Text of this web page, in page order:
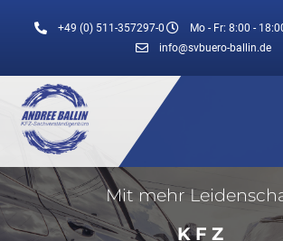
+49 (0) 511-357297-0
Mo - Fr: 8:00 -
info@svbuero-ballin.de
Mit mehr
KF Z